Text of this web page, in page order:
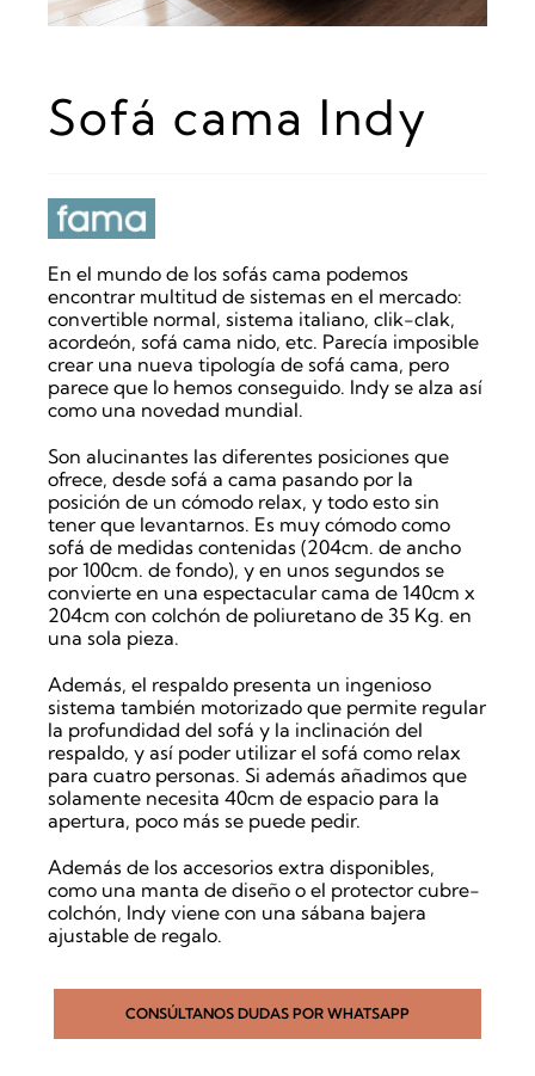
Sofá cama Indy
En el mundo de los sofás cama podemos
encontrar multitud de sistemas en el mercado:
convertible normal, sistema italiano, clik-clak,
acordeón, sofá cama nido, etc. Parecía imposible
crear una nueva tipología de sofá cama, pero
parece que lo hemos conseguido. Indy se alza así
como una novedad mundial.
Son alucinantes las diferentes posiciones que
ofrece, desde sofá a cama pasando por la
posición de un cómodo relax, y todo esto sin
tener que levantarnos. Es muy cómodo como
sofá de medidas contenidas (204cm. de ancho
por 100cm. de fondo), y en unos segundos se
convierte en una espectacular cama de 140cm x
204cm con colchón de poliuretano de 35 Kg. en
una sola pieza.
Además, el respaldo presenta un ingenioso
sistema también motorizado que permite regular
la profundidad del sofá y la inclinación del
respaldo, y así poder utilizar el sofá como relax
para cuatro personas. Si además añadimos que
solamente necesita 40cm de espacio para la
apertura, poco más se puede pedir.
Además de los accesorios extra disponibles,
como una manta de diseño o el protector cubre-
colchón, Indy viene con una sábana bajera
ajustable de regalo.
CONSÚLTANOS DUDAS POR WHATSAPP